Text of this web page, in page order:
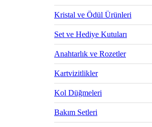
Kristal ve Ödül Ürünleri
Set ve Hediye Kutuları
Anahtarlık ve Rozetler
Kartvizitlikler
Kol Düğmeleri
Bakım Setleri